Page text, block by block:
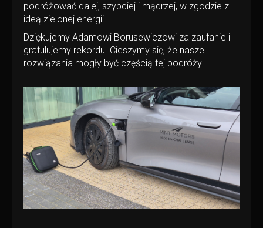
podróżować dalej, szybciej i mądrzej, w zgodzie z
ideą zielonej energii.
Dziękujemy Adamowi Borusewiczowi za zaufanie i
gratulujemy rekordu. Cieszymy się, że nasze
rozwiązania mogły być częścią tej podróży.